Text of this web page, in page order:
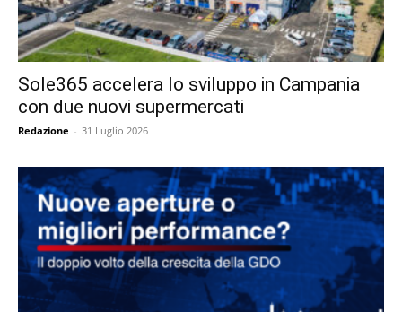
Sole365 accelera lo sviluppo in Campania
con due nuovi supermercati
Redazione - 31 Luglio 2026